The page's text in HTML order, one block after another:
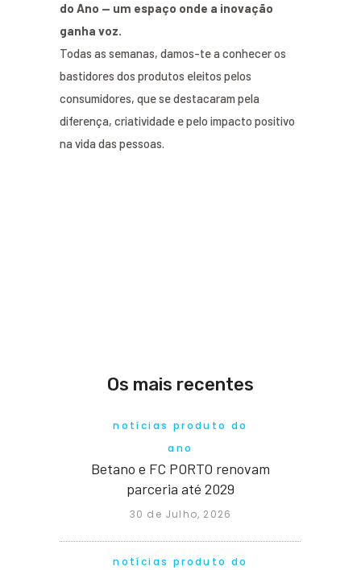
do Ano — um espaço onde a inovação
ganha voz.
Todas as semanas, damos-te a conhecer os
bastidores dos produtos eleitos pelos
consumidores, que se destacaram pela
diferença, criatividade e pelo impacto positivo
na vida das pessoas.
Os mais recentes
notícias produto do
ano
Betano e FC PORTO renovam
parceria até 2029
30 de Julho, 2026
notícias produto do